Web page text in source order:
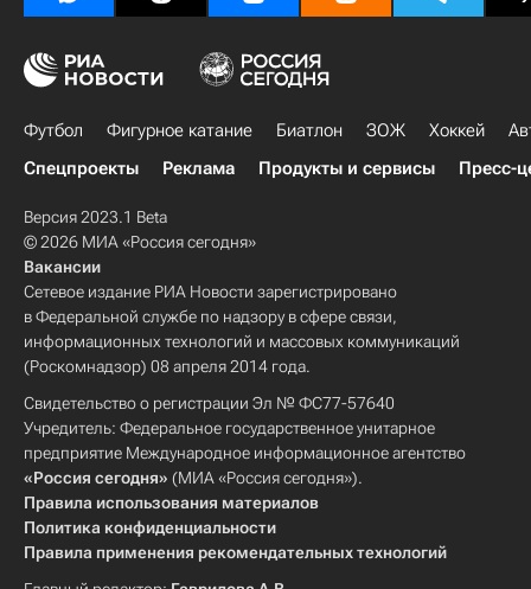
Футбол Фигурное катание Биатлон ЗОЖ Хоккей
Спецпроекты
Реклама Продукты и сервисы Пресс-
Версия 2023.1 Beta
© 2026 МИА «Россия сегодня»
Вакансии
Сетевое издание РИА Новости зарегистрировано
в Федеральной службе по надзору в сфере связи,
информационных технологий и массовых коммуникаций
(Роскомнадзор) 08 апреля 2014 года.
Свидетельство о регистрации Эл № ФС77-57640
Учредитель: Федеральное государственное унитарное
предприятие Международное информационное агентство
«Россия сегодня» (МИА «Россия сегодня»).
Правила использования материалов
Политика конфиденциальности
Правила применения рекомендательных технологий